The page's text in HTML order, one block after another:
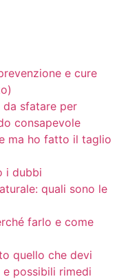
e cure
sfatare per
consapevole
ma ho fatto il taglio
i dubbi
quali sono le
farlo e come
quello che devi
e possibili rimedi